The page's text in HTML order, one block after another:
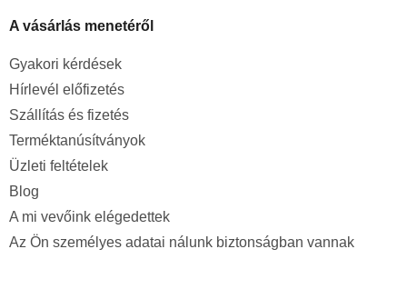
A vásárlás menetéről
Gyakori kérdések
Hírlevél előfizetés
Szállítás és fizetés
Terméktanúsítványok
Üzleti feltételek
Blog
A mi vevőink elégedettek
Az Ön személyes adatai nálunk biztonságban vannak